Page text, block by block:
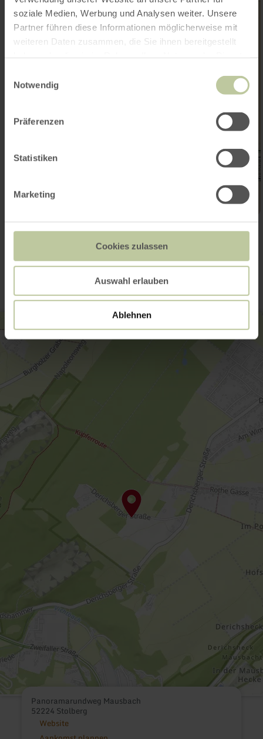
soziale Medien, Werbung und Analysen weiter. Unsere
Partner führen diese Informationen möglicherweise mit
weiteren Daten zusammen, die Sie ihnen bereitgestellt
Notwendig
Präferenzen
Statistiken
Marketing
Cookies zulassen
Auswahl erlauben
Ablehnen
Contact
Panoramarundweg Mausbach
52224 Stolberg
Website